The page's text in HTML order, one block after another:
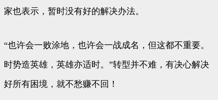
家也表示，暂时没有好的解决办法。
“也许会一败涂地，也许会一战成名，但这都不重要。
时势造英雄，英雄亦适时。”转型并不难，有决心解决
好所有困境，就不愁赚不回！